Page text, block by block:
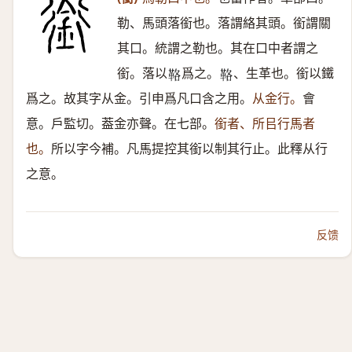
勒、馬頭落銜也。落謂絡其頭。銜謂關
其口。統謂之勒也。其在口中者謂之
銜。落以𩊚 爲之。 𩊚 、生革也。銜以鐵
爲之。故其字从金。引申爲凡口含之用。 从金行。 會
意。戶監切。葢金亦聲。在七部。 銜者、所㠯行馬者
也。 所以字今補。凡馬提控其銜以制其行止。此釋从行
之意。
反馈